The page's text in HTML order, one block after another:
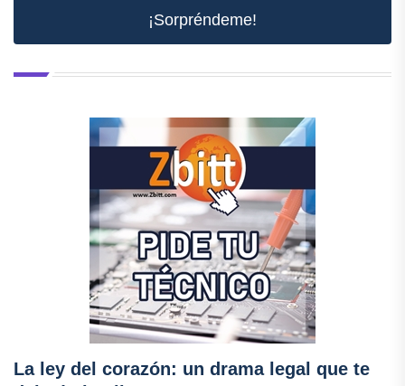
¡Sorpréndeme!
La ley del corazón: un drama legal que te